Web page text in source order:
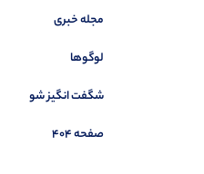
مجله خبری
لوگوها
شگفت انگیز شو
صفحه 404